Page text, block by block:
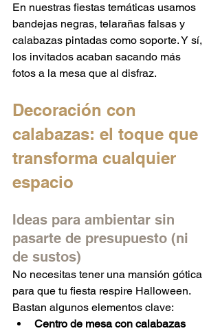
En nuestras fiestas temáticas usamos
bandejas negras, telarañas falsas y
calabazas pintadas como soporte. Y sí,
los invitados acaban sacando más
fotos a la mesa que al disfraz.
Decoración con
calabazas: el toque que
transforma cualquier
espacio
Ideas para ambientar sin
pasarte de presupuesto (ni
de sustos)
No necesitas tener una mansión gótica
para que tu fiesta respire Halloween.
Bastan algunos elementos clave:
Centro de mesa con calabazas